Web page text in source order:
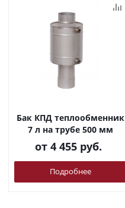
Бак КПД теплообменник
7 л на трубе 500 мм
от 4 455 руб.
Подробнее